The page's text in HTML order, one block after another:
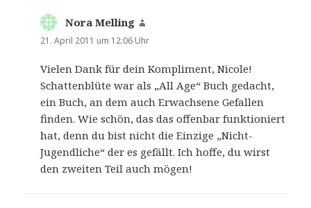
Nora Melling
21. April 2011 um 12:06 Uhr
Vielen Dank für dein Kompliment, Nicole!
Schattenblüte war als „All Age“ Buch gedacht,
ein Buch, an dem auch Erwachsene Gefallen
finden. Wie schön, das das offenbar funktioniert
hat, denn du bist nicht die Einzige „Nicht-
Jugendliche“ der es gefällt. Ich hoffe, du wirst
den zweiten Teil auch mögen!